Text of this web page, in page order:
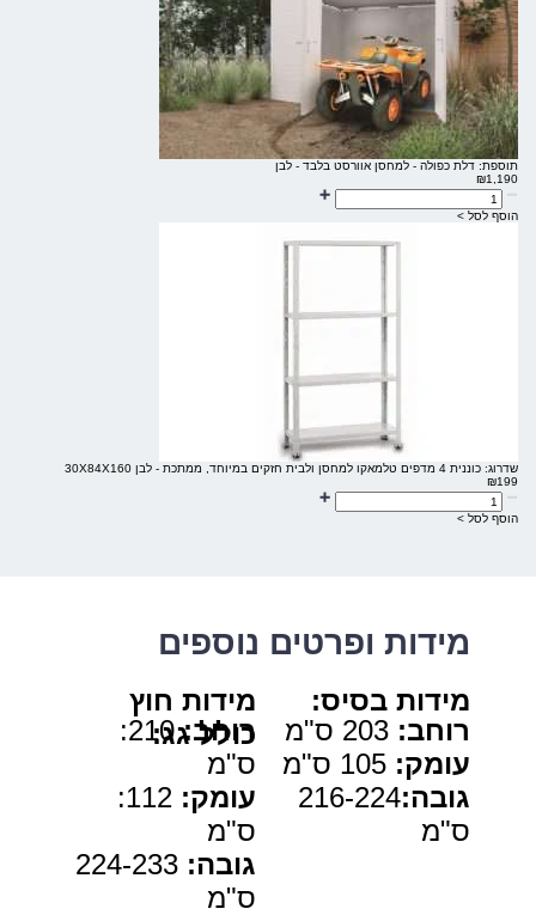
תוספת: דלת כפולה - למחסן אוורסט בלבד - לבן
₪1,190
הוסף לסל >
שדרוג: כוננית 4 מדפים טלמאקו למחסן ולבית חזקים במיוחד, ממתכת - לבן 30X84X160
₪199
הוסף לסל >
מידות ופרטים נוספים
מידות בסיס:
רוחב:
עומק:
גובה:216-224
ס"מ
מידות חוץ
כולל גג: רוחב:
210:
ס"מ
עומק:
112:
ס"מ
גובה: 224-233
ס"מ